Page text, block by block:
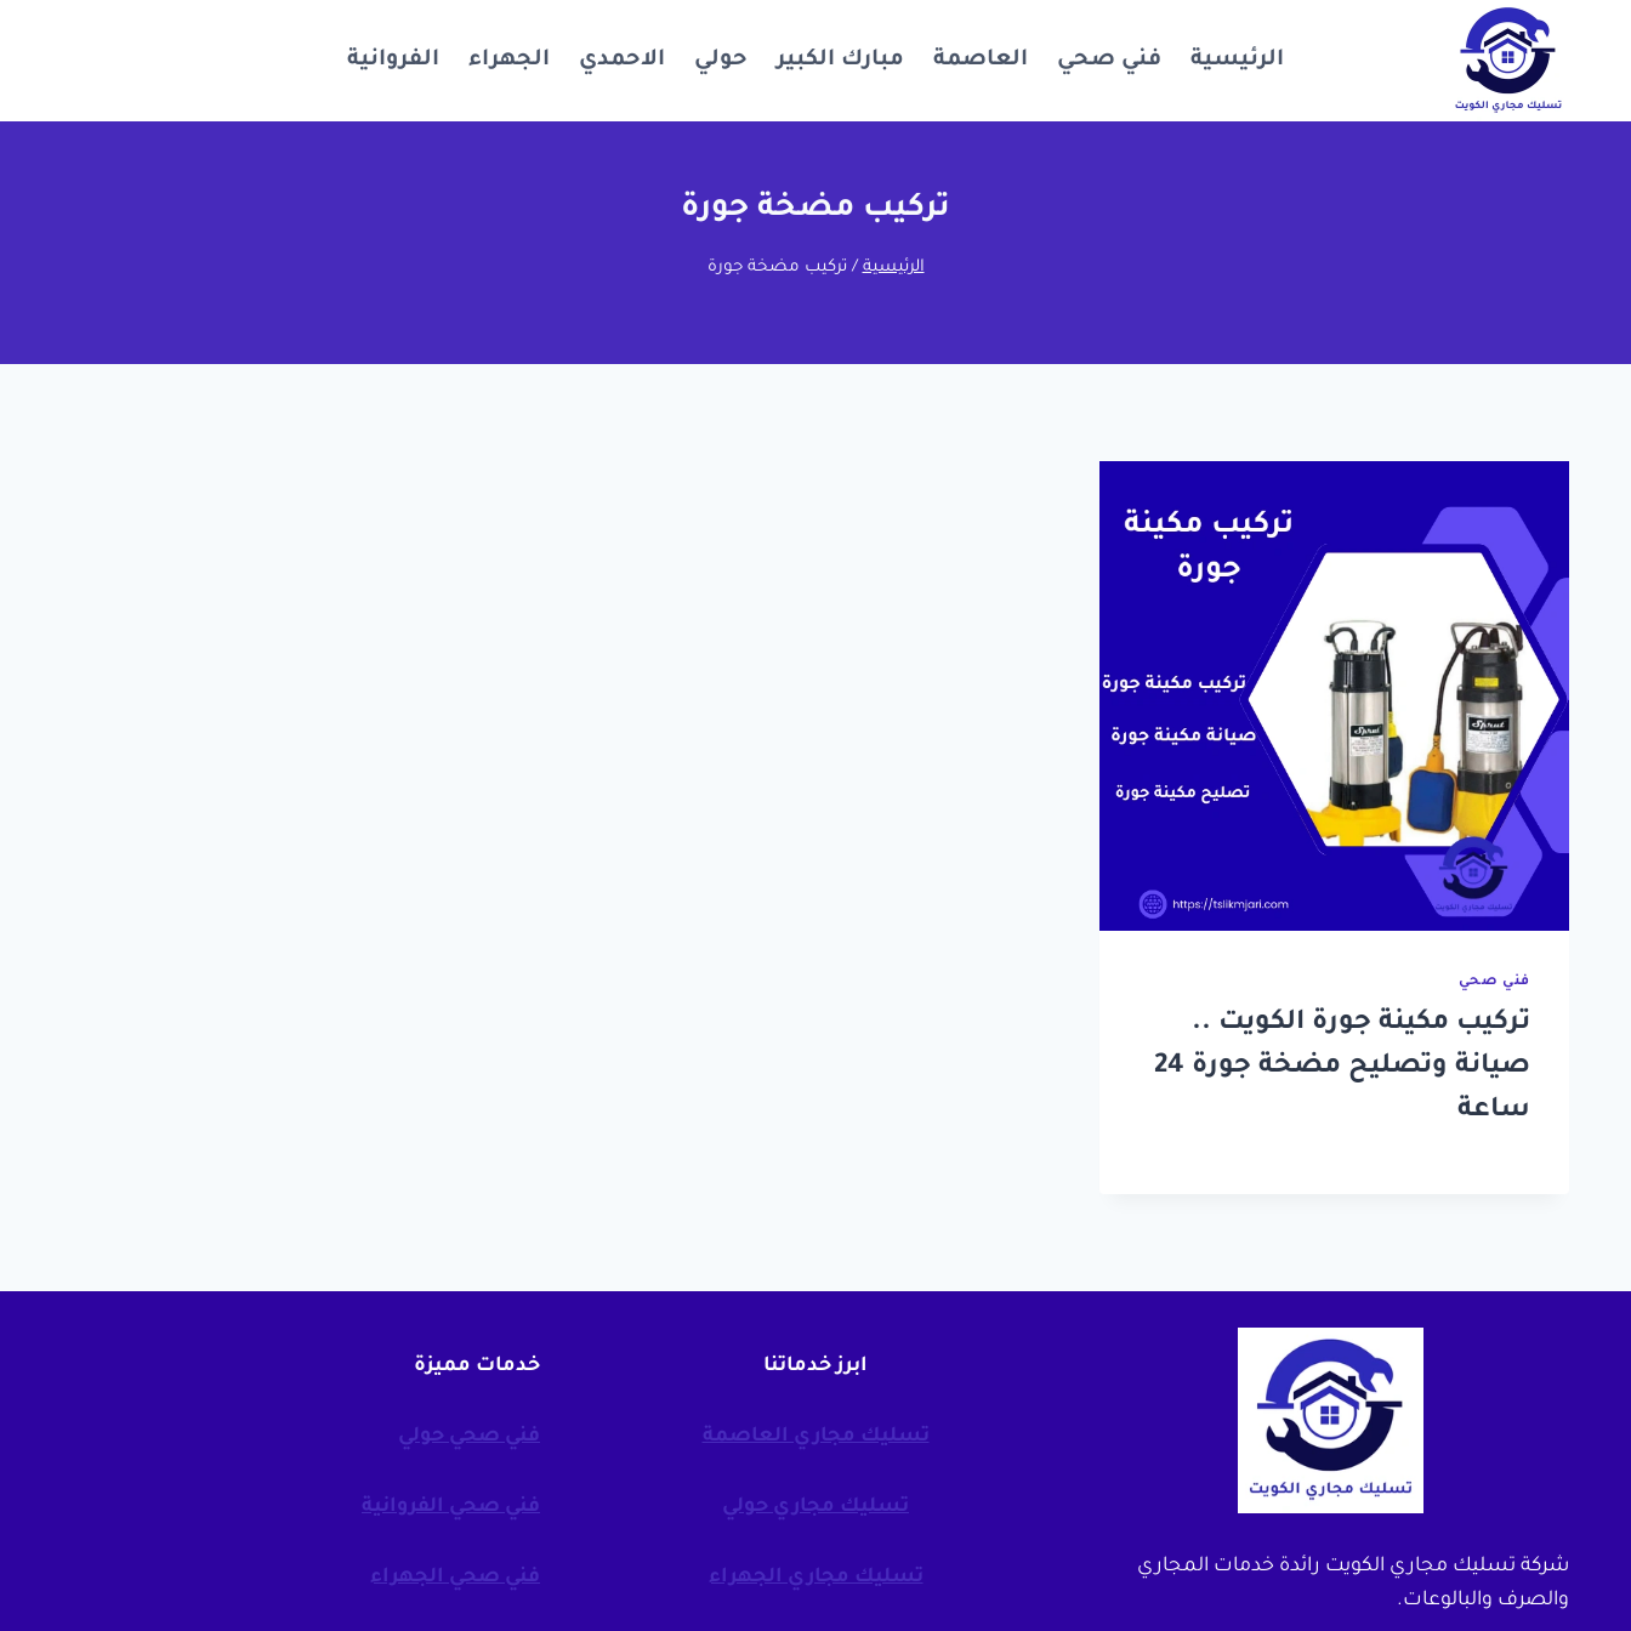
الرئيسية فني صحي العاصمة مبارك الكبير حولي الاحمدي الجهراء الفروانية
تركيب مضخة جورة
الرئيسية / تركيب مضخة جورة
فني صحي
تركيب مكينة جورة الكويت ..
صيانة وتصليح مضخة جورة 24
ساعة
شركة تسليك مجاري الكويت رائدة خدمات المجاري
والصرف والبالوعات.
ابرز خدماتنا
تسليك مجاري العاصمة
تسليك مجاري حولي
تسليك مجاري الجهراء
خدمات مميزة
فني صحي حولي
فني صحي الفروانية
فني صحي الجهراء